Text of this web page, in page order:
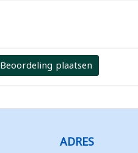
Beoordeling plaatsen
ADRES